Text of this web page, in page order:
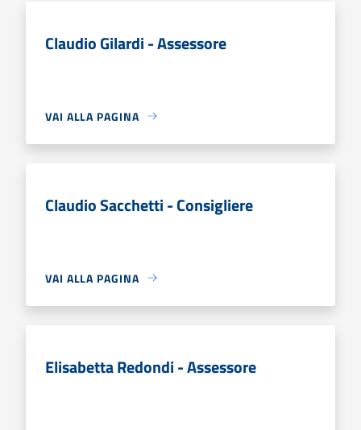
Claudio Gilardi - Assessore
VAI ALLA PAGINA
Claudio Sacchetti - Consigliere
VAI ALLA PAGINA
Elisabetta Redondi - Assessore